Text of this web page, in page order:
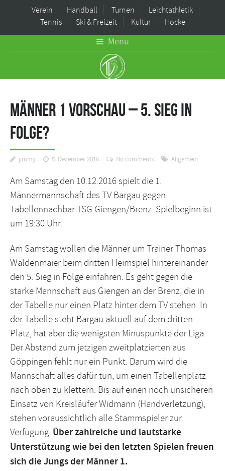
Verein Handball Turnen
Leichtathletik
Tennis
Ski & Freizeit Kultur Hocke
Menu
Männer 1 Vorschau – 5. Sieg in
Folge?
jimmy 5. Dezember 2016 No comments Allgemein
Am Samstag den 10.12.2016 spielt die 1.
Männermannschaft des TV Bargau gegen
Tabellennachbar TSG Giengen/Brenz. Spielbeginn ist
um 19:30 Uhr.
Am Samstag wollen die Männer um Trainer Thomas
Waldenmaier beim dritten Heimspiel hintereinander
den 5. Sieg in Folge einfahren. Es geht gegen die
starke Mannschaft aus Giengen an der Brenz, die in
der Tabelle nur einen Platz hinter dem TV stehen. In
der Tabelle steht Bargau aktuell auf dem dritten
Platz, hat aber die wenigsten Minuspunkte der Liga.
Der Abstand zum jetzigen zweitplatzierten aus
Göppingen fehlt nur ein Punkt. Darum wird die
Mannschaft alles dafür tun, um einen Tabellenplatz
nach oben zu klettern. Bis auf einen noch unsicheren
Einsatz von Kreisläufer Widmann (Handverletzung),
stehen voraussichtlich alle Stammspieler zur
Verfügung. Über zahlreiche und lautstarke
Unterstützung wie bei den letzten Spielen freuen
sich die Jungs der Männer 1.